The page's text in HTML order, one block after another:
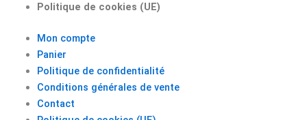
Politique de cookies (UE)
Mon compte
Panier
Politique de confidentialité
Conditions générales de vente
Contact